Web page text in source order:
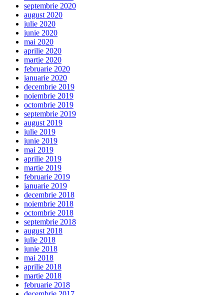
septembrie 2020
august 2020
iulie 2020
iunie 2020
mai 2020
aprilie 2020
martie 2020
februarie 2020
ianuarie 2020
decembrie 2019
noiembrie 2019
octombrie 2019
septembrie 2019
august 2019
iulie 2019
iunie 2019
mai 2019
aprilie 2019
martie 2019
februarie 2019
ianuarie 2019
decembrie 2018
noiembrie 2018
octombrie 2018
septembrie 2018
august 2018
iulie 2018
iunie 2018
mai 2018
aprilie 2018
martie 2018
februarie 2018